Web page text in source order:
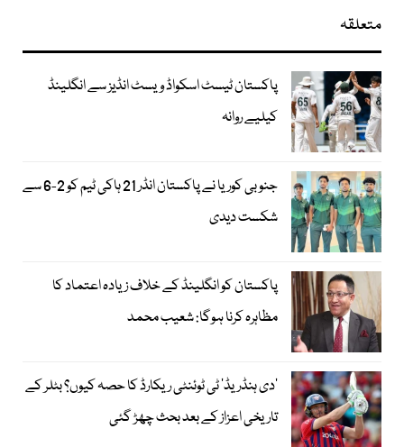
متعلقہ
پاکستان ٹیسٹ اسکواڈ ویسٹ انڈیز سے انگلینڈ
کیلیے روانہ
جنوبی کوریا نے پاکستان انڈر 21 ہاکی ٹیم کو 2-6 سے
شکست دیدی
پاکستان کو انگلینڈ کے خلاف زیادہ اعتماد کا
مظاہرہ کرنا ہوگا: شعیب محمد
’دی ہنڈریڈ‘ ٹی ٹوئنٹی ریکارڈ کا حصہ کیوں؟ بٹلر کے
تاریخی اعزاز کے بعد بحث چھڑ گئی